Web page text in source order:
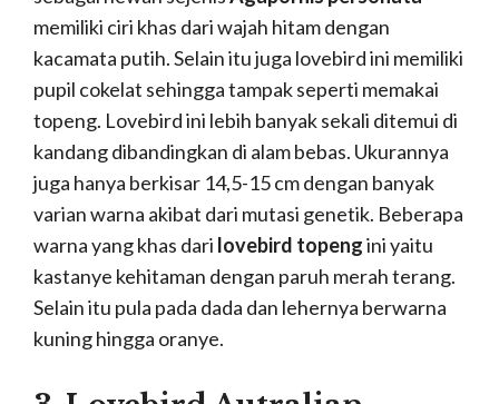
memiliki ciri khas dari wajah hitam dengan
kacamata putih. Selain itu juga lovebird ini memiliki
pupil cokelat sehingga tampak seperti memakai
topeng. Lovebird ini lebih banyak sekali ditemui di
kandang dibandingkan di alam bebas. Ukurannya
juga hanya berkisar 14,5-15 cm dengan banyak
varian warna akibat dari mutasi genetik. Beberapa
warna yang khas dari lovebird topengini yaitu
kastanye kehitaman dengan paruh merah terang.
Selain itu pula pada dada dan lehernya berwarna
kuning hingga oranye.